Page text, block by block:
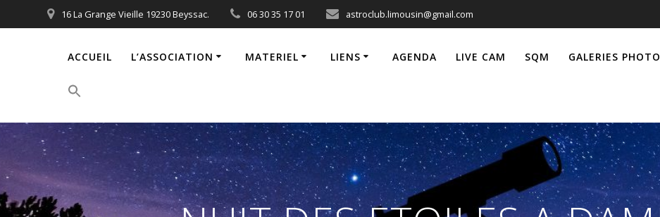
au
16 La Grange Vieille 19230 Beyssac. 06 30 35 17 01 astroclub.limousin@gmail.com
ACCUEIL L’ASSOCIATION MATERIEL LIENS AGENDA LIVE CAM SQM GALERIES